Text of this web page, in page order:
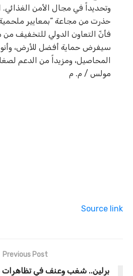
وتحديداً في مجال الأمن الغذائي.
حذرت من مجاعة “بمعايير
فأنّ التعاون الدولي للتخفيف
سيفرض حماية أفضل للأرض،
المحاصيل، ومزيداً من الدعم
مولس / م. م
Source link
Previous Post
برلين.. شغب وعنف في تظاهرات